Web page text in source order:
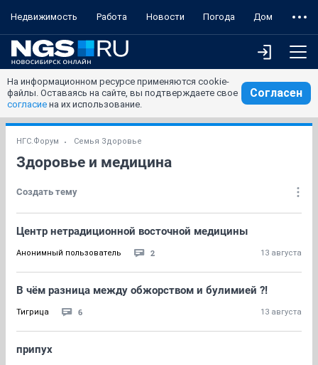
Недвижимость Работа Новости Погода Дом
На информационном ресурсе применяются cookie-
файлы. Оставаясь на сайте, вы подтверждаете свое
согласие на их использование.
Согласен
НГС.Форум Семья Здоровье
Здоровье и медицина
Создать тему
Центр нетрадиционной восточной медицины
Анонимный пользователь 2 13 августа
В чём разница между обжорством и булимией ?!
Тигрица 6 13 августа
припух